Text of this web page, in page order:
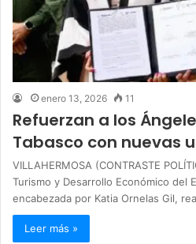
enero 13, 2026 11
Refuerzan a los
Tabasco con nuevas
VILLAHERMOSA (CONTRASTE
Turismo y Desarrollo Económico del
encabezada por Katia Ornelas Gil,
Leer más »